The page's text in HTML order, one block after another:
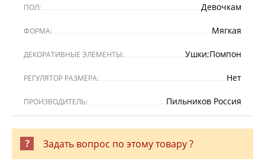
ПОЛ: Девочкам
ФОРМА: Мягкая
ДЕКОРАТИВНЫЕ ЭЛЕМЕНТЫ: Ушки;Помпон
РЕГУЛЯТОР РАЗМЕРА: Нет
ПРОИЗВОДИТЕЛЬ: Пильников Россия
Задать вопрос по этому товару ?